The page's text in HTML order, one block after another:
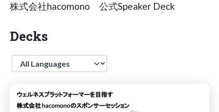
株式会社hacomono 公式Speaker Deck
Decks
Language